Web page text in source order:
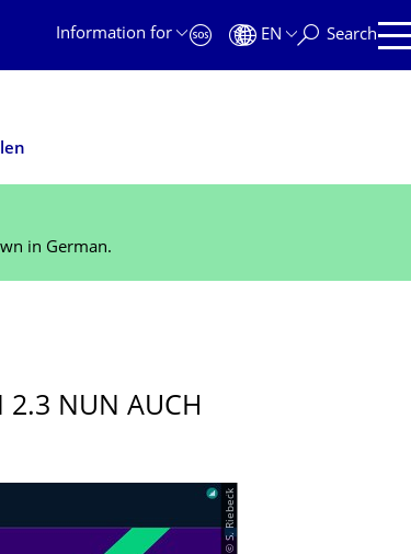
Information for
EN Search
in German.
2.3 NUN AUCH
© S. Riebeck